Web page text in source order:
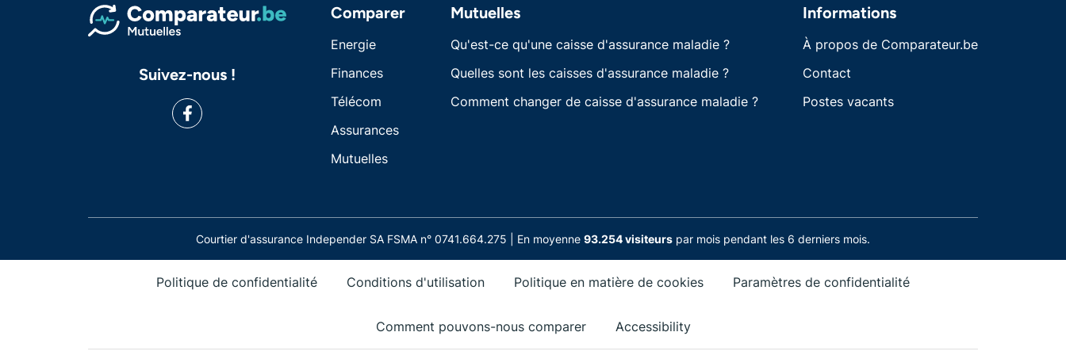
Suivez-nous !
Comparer
Energie
Finances
Télécom
Assurances
Mutuelles
Mutuelles
Qu'est-ce qu'une caisse d'assurance maladie ?
Quelles sont les caisses d'assurance maladie ?
Comment changer de caisse d'assurance maladie ?
Informations
À propos de Comparateur.be
Contact
Postes vacants
Courtier d'assurance Independer SA FSMA n° 0741.664.275 | En moyenne 93.254 visiteurs par mois pendant les 6 derniers mois.
Politique de confidentialité Conditions d'utilisation Politique en matière de cookies Paramètres de confidentialité
Comment pouvons-nous comparer Accessibility